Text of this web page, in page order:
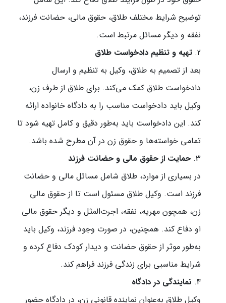
توضیح شرایط مختلف طلاق، حقوق مالی، حضانت فرزند،
نفقه و دیگر مسائل مرتبط است.
تهیه و تنظیم دادخواست طلاق
بعد از تصمیم به طلاق، وکیل به تنظیم و ارسال
دادخواست طلاق کمک می‌کند. برای طلاق از طرف زن،
وکیل باید دادخواست مناسب را به دادگاه خانواده ارائه
کند. این دادخواست باید به‌طور دقیق و کامل تهیه شود تا
تمامی خواسته‌ها و حقوق زن در آن مطرح شده باشد.
حمایت از حقوق مالی و حضانت فرزند
در بسیاری از موارد، طلاق شامل مسائل مالی و حضانت
فرزند است. وکیل طلاق مسئول است تا از حقوق مالی
زن، همچون مهریه، نفقه، اجرت‌المثل و دیگر حقوق مالی
او دفاع کند. همچنین، در صورت وجود فرزند، وکیل باید
به‌طور موثر از حقوق حضانت و دیدار کودک دفاع کرده و
شرایط مناسبی برای زندگی فرزند فراهم کند.
نمایندگی در دادگاه
وکیل طلاق به‌عنوان نماینده قانونی زن، در دادگاه حضور